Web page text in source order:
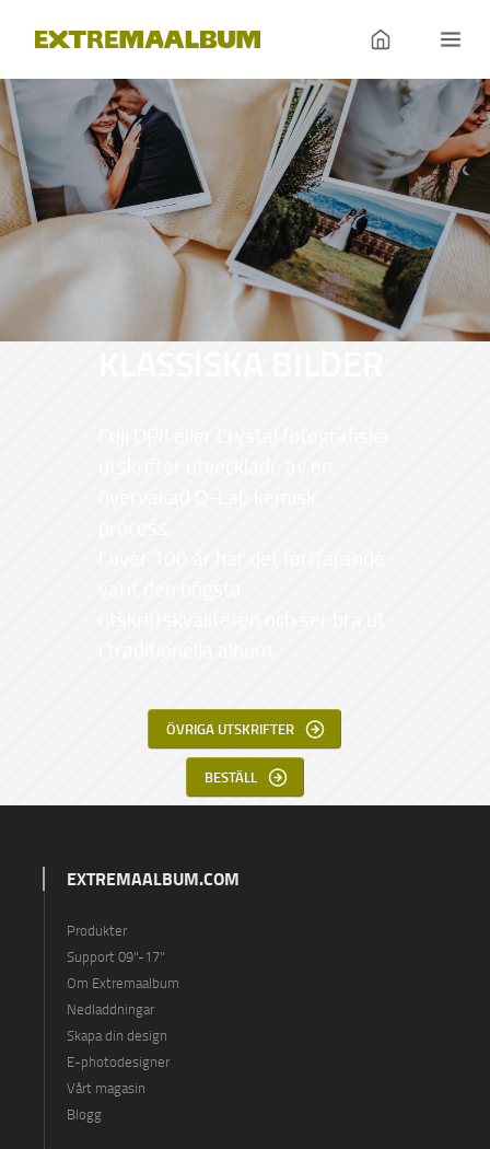
ÖVRIGA UTSKRIFTER
BESTÄLL
EXTREMAALBUM.COM
Produkter
Support 09"-17"
Om Extremaalbum
Nedladdningar
Skapa din design
E-photodesigner
Vårt magasin
Blogg